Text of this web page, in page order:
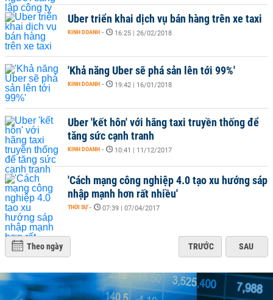
Uber triển khai dịch vụ bán hàng trên xe taxi
KINH DOANH - 16:25 | 26/02/2018
'Khả năng Uber sẽ phá sản lên tới 99%'
KINH DOANH - 19:42 | 16/01/2018
Uber 'kết hôn' với hãng taxi truyền thống để
tăng sức cạnh tranh
KINH DOANH - 10:41 | 11/12/2017
'Cách mạng công nghiệp 4.0 tạo xu hướng sáp
nhập mạnh hơn rất nhiều'
THỜI SỰ - 07:39 | 07/04/2017
Theo ngày TRƯỚC SAU